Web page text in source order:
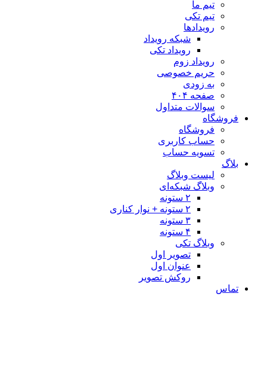
تیم ما
تیم تکی
رویدادها
شبکه رویداد
رویداد تکی
رویداد زوم
حریم خصوصی
به زودی
صفحه ۴۰۴
سوالات متداول
فروشگاه
فروشگاه
حساب کاربری
تسویه حساب
بلاگ
لیست وبلاگ
وبلاگ شبکه‌ای
وبلاگ تکی
تصویر اول
عنوان اول
روکش تصویر
تماس